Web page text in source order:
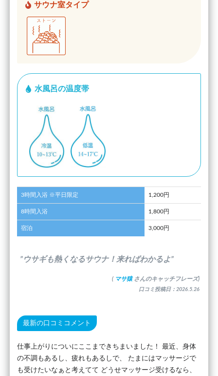
サウナ室タイプ
水風呂の温度帯
3時間入浴 ※平日限定 1,200円
8時間入浴 1,800円
宿泊 3,000円
”ウサギも熱くなるサウナ！来ればわかるよ”
( マサ猿 さんのキャッチフレーズ)
口コミ投稿日：2026.5.26
最新の口コミコメント
仕事上がりについにここまできちまいました！ 最近、身体
の不調もあるし、疲れもあるしで、 たまにはマッサージで
も受けたいなぁと考えてて どうせマッサージ受けるなら、